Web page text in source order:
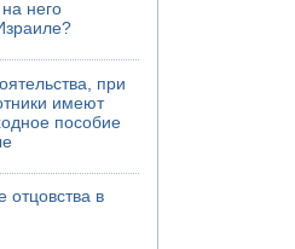
него
при
имеют
пособие
отцовства в